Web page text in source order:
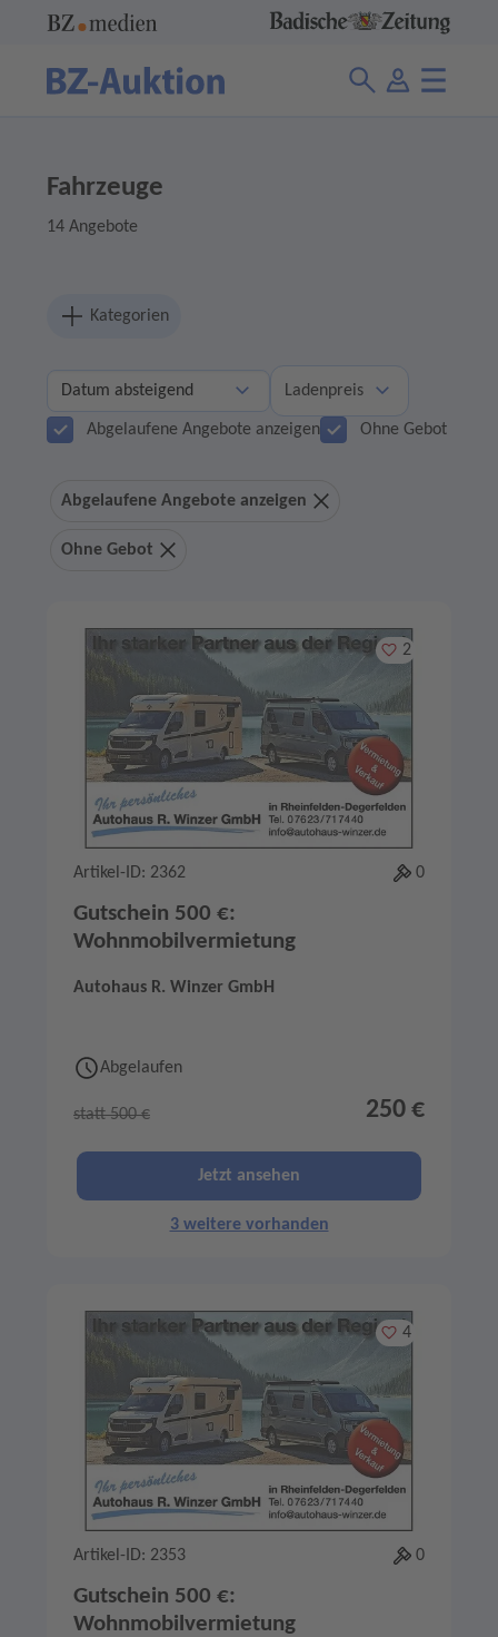
Fahrzeuge
14 Angebote
Kategorien
Ladenpreis
Abgelaufene Angebote anzeigen Ohne Gebot
Abgelaufene Angebote anzeigen
Ohne Gebot
Merken
2
Artikel-ID: 2362 0
Gutschein 500 €:
Wohnmobilvermietung
Autohaus R. Winzer GmbH
Abgelaufen
statt 500 € 250 €
Jetzt ansehen
3 weitere vorhanden
Merken
4
Artikel-ID: 2353 0
Gutschein 500 €:
Wohnmobilvermietung